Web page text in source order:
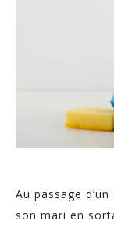
Au passage
son mari en